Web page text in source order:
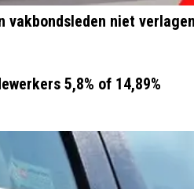
vakbondsleden niet
5,8% of 14,89%